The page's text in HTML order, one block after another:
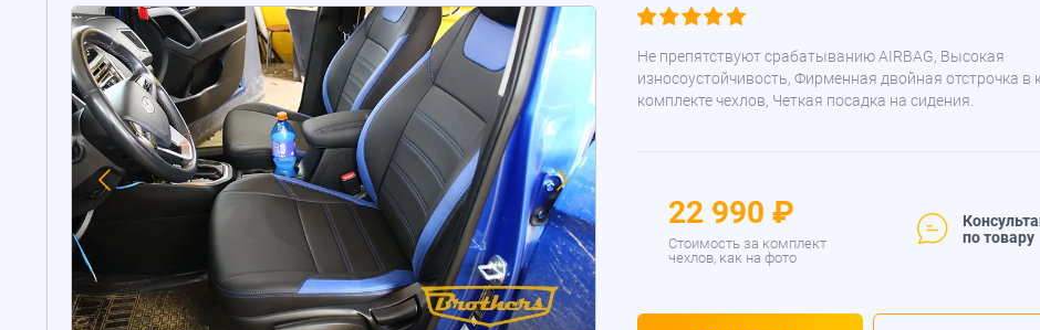
Не препятствуют срабатыванию AIRBAG, Высокая
износоустойчивость, Фирменная двойная отстрочка в
комплекте чехлов, Четкая посадка на сидения.
22 990 ₽
Стоимость за комплект
чехлов, как на фото
по товару